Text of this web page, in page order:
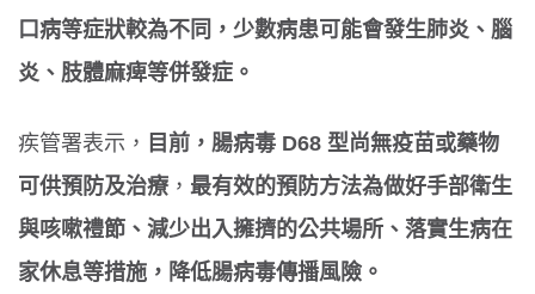
口病等症狀較為不同，少數病患可能會發生肺炎、腦
炎、肢體麻痺等併發症。
疾管署表示， 目前，腸病毒 D68 型尚無疫苗或藥物
可供預防及治療， 最有效的預防方法為做好手部衛生
與咳嗽禮節、減少出入擁擠的公共場所、落實生病在
家休息等措施，降低腸病毒傳播風險。